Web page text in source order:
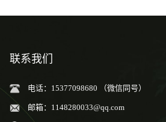
联系我们
电话：15377098680 （微信同号）
邮箱： 1148280033@qq.com